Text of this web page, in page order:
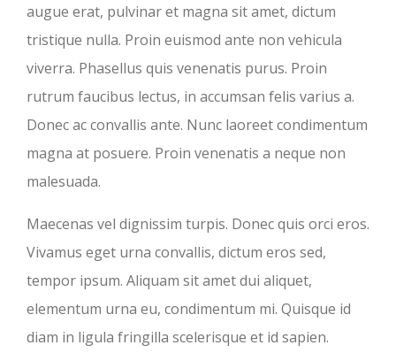
augue erat, pulvinar et magna sit amet, dictum
tristique nulla. Proin euismod ante non vehicula
viverra. Phasellus quis venenatis purus. Proin
rutrum faucibus lectus, in accumsan felis varius a.
Donec ac convallis ante. Nunc laoreet condimentum
magna at posuere. Proin venenatis a neque non
malesuada.
Maecenas vel dignissim turpis. Donec quis orci eros.
Vivamus eget urna convallis, dictum eros sed,
tempor ipsum. Aliquam sit amet dui aliquet,
elementum urna eu, condimentum mi. Quisque id
diam in ligula fringilla scelerisque et id sapien.